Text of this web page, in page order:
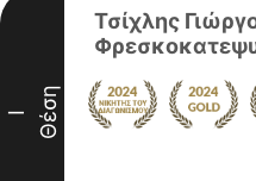
I Θέση
Τσίχλης